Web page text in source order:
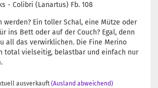
- Colibri (Lanartus) Fb. 108
werden? Ein toller Schal, eine Mütze oder
ins Bett oder auf der Couch? Egal, denn
all das verwirklichen. Die Fine Merino
total vielseitig, belastbar und einfach nur
ausverkauft (Ausland abweichend)